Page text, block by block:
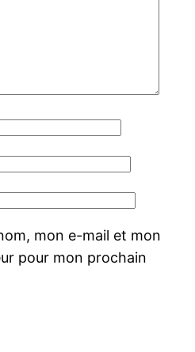
mon e-mail et mon
pour mon prochain